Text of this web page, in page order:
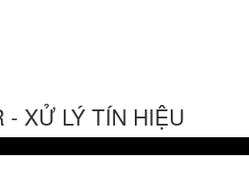
- XỬ LÝ TÍN HIỆU